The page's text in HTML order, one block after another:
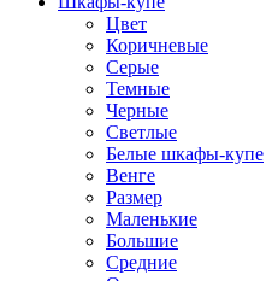
Цвет
Коричневые
Серые
Темные
Черные
Светлые
Белые шкафы-купе
Венге
Размер
Маленькие
Большие
Средние